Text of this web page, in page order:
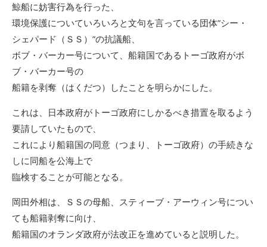
鯨船に妨害行為を行った、
環境保護についていろいろと文句を言っている団体”シー・
シェパード（ＳＳ）”の抗議船、
ボブ・バーカー号について、船籍国であるトーゴ政府がボ
ブ・バーカー号の
船籍を剥奪（はくだつ）したことを明らかにした。
これは、日本政府がトーゴ政府にしかるべき措置を取るよう
要請していたもので、
これにより船籍国の同意（つまり、トーゴ政府）の手続きな
しに同船を公海上で
臨検することが可能となる。
岡田外相は、ＳＳの母船、スティーブ・アーウィン号につい
ても船籍剥奪に向け、
船籍国のオランダ政府が法改正を進めていると説明した。